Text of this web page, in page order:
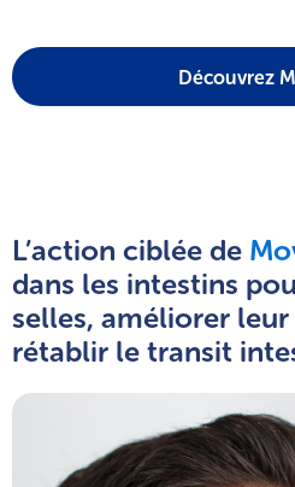
Découvrez
L’action ciblée de
dans les intestins
selles, améliorer
rétablir le transit